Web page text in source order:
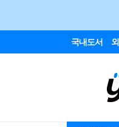
국내도서